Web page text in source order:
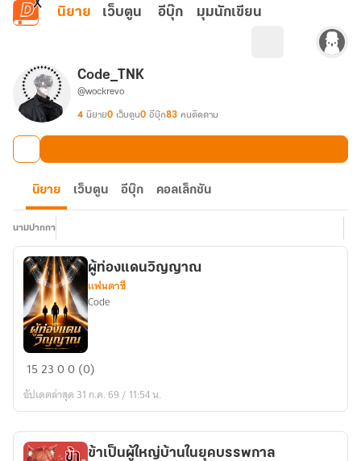
ข้ามไปยังเนื้อหาหลัก
นิยาย เว็บตูน อีบุ๊ก มุมนักเขียน
Code_TNK
@wockrevo
4 นิยาย0 เว็บตูน0 อีบุ๊ก83 คนติดตาม
นิยาย เว็บตูน อีบุ๊ก คอลเล็กชัน
นามปากกา
ผู้
แดน
ผู้ท่องแดนวิญญาณ
แฟนตาซี
Code
152300 (0)
อัปเดตล่าสุด 31 ก.ค. 69 / 11:54 น.
ข้าเป็นผู้ใหญ่บ้านในยุคบรรพกาล